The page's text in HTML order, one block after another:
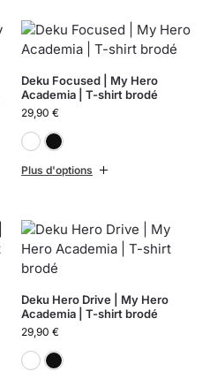
Deku Focused | My Hero
Academia | T-shirt brodé
29,90 €
Plus d'options
Deku Hero Drive | My Hero
Academia | T-shirt brodé
29,90 €